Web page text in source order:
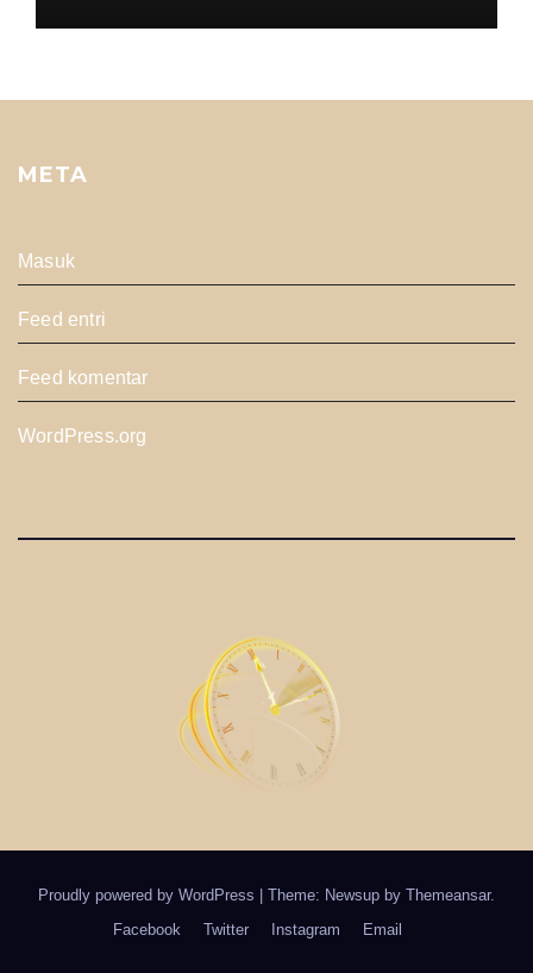
META
Masuk
Feed entri
Feed komentar
WordPress.org
Proudly powered by WordPress | Theme: Newsup by Themeansar.
Facebook
Twitter Instagram Email